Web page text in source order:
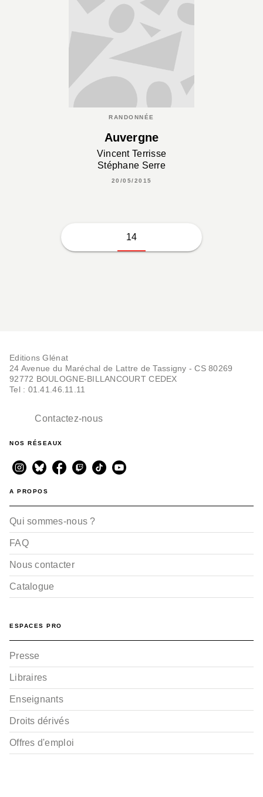
RANDONNÉE
Auvergne
Vincent Terrisse
Stéphane Serre
20/05/2015
14
Editions Glénat
24 Avenue du Maréchal de Lattre de Tassigny - CS 80269
92772 BOULOGNE-BILLANCOURT CEDEX
Tel : 01.41.46.11.11
Contactez-nous
NOS RÉSEAUX
A PROPOS
Qui sommes-nous ?
FAQ
Nous contacter
Catalogue
ESPACES PRO
Presse
Libraires
Enseignants
Droits dérivés
Offres d'emploi